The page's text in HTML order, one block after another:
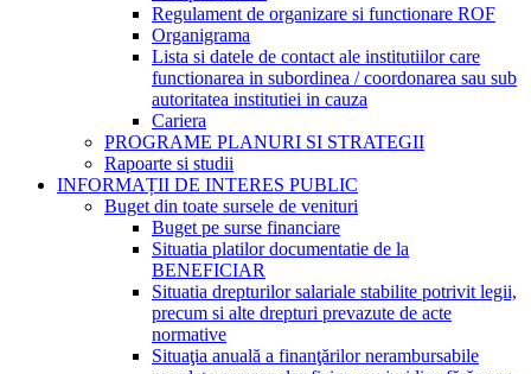
Regulament de organizare si functionare ROF
Organigrama
Lista si datele de contact ale institutiilor care
functionarea in subordinea / coordonarea sau sub
autoritatea institutiei in cauza
Cariera
PROGRAME PLANURI SI STRATEGII
Rapoarte si studii
INFORMAȚII DE INTERES PUBLIC
Buget din toate sursele de venituri
Buget pe surse financiare
Situatia platilor documentatie de la
BENEFICIAR
Situatia drepturilor salariale stabilite potrivit legii,
precum si alte drepturi prevazute de acte
normative
Situaţia anuală a finanţărilor nerambursabile